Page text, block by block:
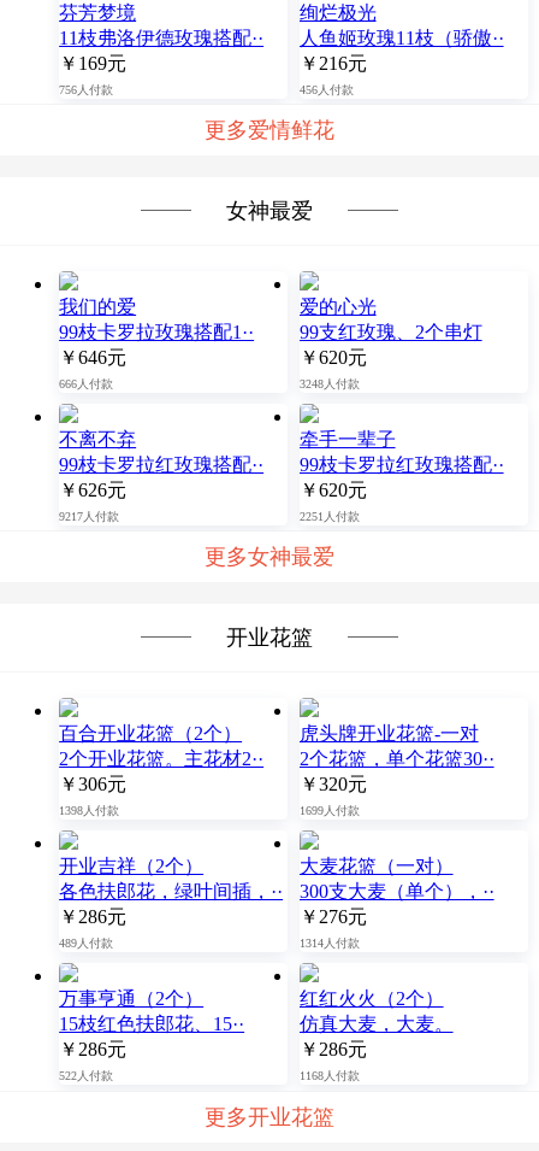
芬芳梦境
11枝弗洛伊德玫瑰搭配··
￥169元
756人付款
绚烂极光
人鱼姬玫瑰11枝（骄傲··
￥216元
456人付款
更多爱情鲜花
女神最爱
我们的爱
99枝卡罗拉玫瑰搭配1··
￥646元
666人付款
爱的心光
99支红玫瑰、2个串灯
￥620元
3248人付款
不离不弃
99枝卡罗拉红玫瑰搭配··
￥626元
9217人付款
牵手一辈子
99枝卡罗拉红玫瑰搭配··
￥620元
2251人付款
更多女神最爱
开业花篮
百合开业花篮（2个）
2个开业花篮。主花材2··
￥306元
1398人付款
虎头牌开业花篮-一对
2个花篮，单个花篮30··
￥320元
1699人付款
开业吉祥（2个）
各色扶郎花，绿叶间插，··
￥286元
489人付款
大麦花篮（一对）
300支大麦（单个），··
￥276元
1314人付款
万事亨通（2个）
15枝红色扶郎花、15··
￥286元
522人付款
红红火火（2个）
仿真大麦，大麦。
￥286元
1168人付款
更多开业花篮